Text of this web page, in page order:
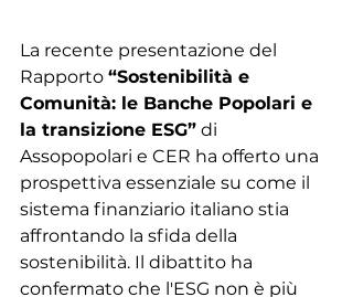
La recente presentazione del
Rapporto “Sostenibilità e
Comunità: le Banche Popolari e
la transizione ESG” di
Assopopolari e CER ha offerto una
prospettiva essenziale su come il
sistema finanziario italiano stia
affrontando la sfida della
sostenibilità. Il dibattito ha
confermato che l'ESG non è più